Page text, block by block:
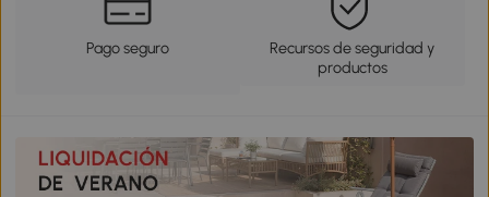
Pago seguro
Recursos de seguridad y
productos